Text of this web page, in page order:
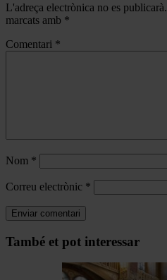
L'adreça electrònica no es publicarà.
marcats amb *
Comentari *
Nom *
Correu electrònic *
Navegar
També et pot interessar